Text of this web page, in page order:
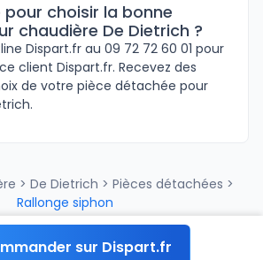
pour choisir la bonne
chaudière De Dietrich ?
Dispart.fr au 09 72 72 60 01 pour
client Dispart.fr. Recevez des
de votre pièce détachée pour
sur Dispart.fr
> De Dietrich > Pièces détachées >
Rallonge siphon